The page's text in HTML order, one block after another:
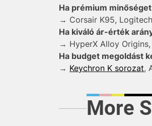
Ha prémium
→ Corsair K95,
Ha kiváló ár-érték
→ HyperX Alloy Origins,
Ha budget megoldást
→ Keychron K sorozat,
More